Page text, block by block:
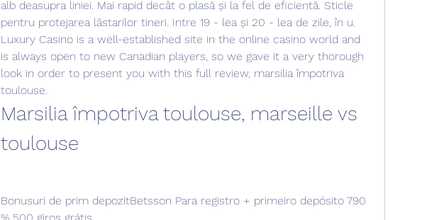
alb deasupra liniei. Mai rapid decât o plasă și la fel de eficientă. Sticle
pentru protejarea lăstarilor tineri. Intre 19 - lea și 20 - lea de zile, în u.
Luxury Casino is a well-established site in the online casino world and
is always open to new Canadian players, so we gave it a very thorough
look in order to present you with this full review, marsilia împotriva
toulouse.
Marsilia împotriva toulouse, marseille vs
toulouse
Bonusuri de prim depozitBetsson Para registro + primeiro depósito 790